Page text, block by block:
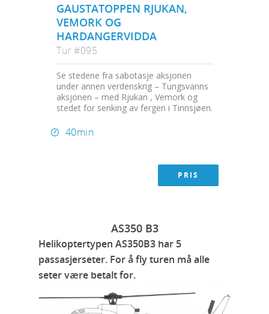
GAUSTATOPPEN RJUKAN,
VEMORK OG
HARDANGERVIDDA
Tur #095
Se stedene fra sabotasje aksjonen
under annen verdenskrig – Tungsvanns
aksjonen – med Rjukan , Vemork og
stedet for senking av fergen i Tinnsjøen.
40min
PRIS
AS350 B3
Helikoptertypen AS350B3 har 5
passasjerseter. For å fly turen må alle
seter være betalt for.